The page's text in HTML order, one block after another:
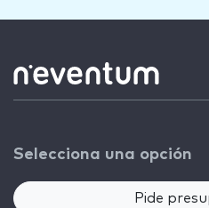
Selecciona una opción
Pide